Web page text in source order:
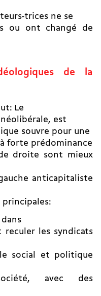
trices ne se
ou ont changé de
de la
Le
est
souvre pour une
forte prédominance
droite sont mieux
anticapitaliste
principales:
les syndicats
social et politique
avec des